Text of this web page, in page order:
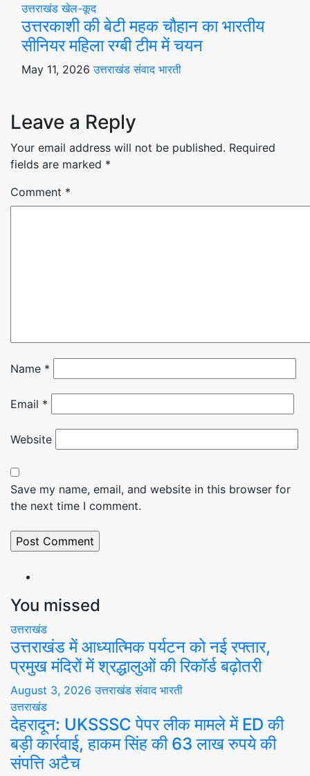
उत्तराखंडखेल-कूद
उत्तरकाशी की बेटी महक चौहान का भारतीय
सीनियर महिला रग्बी टीम में चयन
May 11, 2026उत्तराखंड संवाद भारती
Leave a Reply
Your email address will not be published. Required
fields are marked *
Comment *
Name *
Email *
Website
Save my name, email, and website in this browser for
the next time I comment.
You missed
उत्तराखंड
उत्तराखंड में आध्यात्मिक पर्यटन को नई रफ्तार,
प्रमुख मंदिरों में श्रद्धालुओं की रिकॉर्ड बढ़ोतरी
August 3, 2026उत्तराखंड संवाद भारती
उत्तराखंड
देहरादून: UKSSSC पेपर लीक मामले में ED की
बड़ी कार्रवाई, हाकम सिंह की 63 लाख रुपये की
संपत्ति अटैच